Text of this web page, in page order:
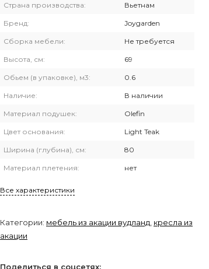
Страна производства: Вьетнам
Бренд: Joygarden
Сборка мебели: Не требуется
Высота, см: 69
Обьем (в упаковке), м3: 0.6
Наличие: В наличии
Материал подушек: Olefin
Цвет основания: Light Teak
Ширина (глубина), см: 80
Материал плетения: нет
Все характеристики
Категории: мебель из акации вудланд кресла из
акации
Поделиться в соцсетях: